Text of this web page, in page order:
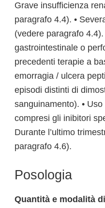
Grave insufficienza
paragrafo 4.4). •
(vedere paragrafo
gastrointestinale o
precedenti terapie a
emorragia / ulcera
episodi distinti di
sanguinamento). •
compresi gli inibitori
Durante l’ultimo
paragrafo 4.6).
Posologia
Quantità e modalità